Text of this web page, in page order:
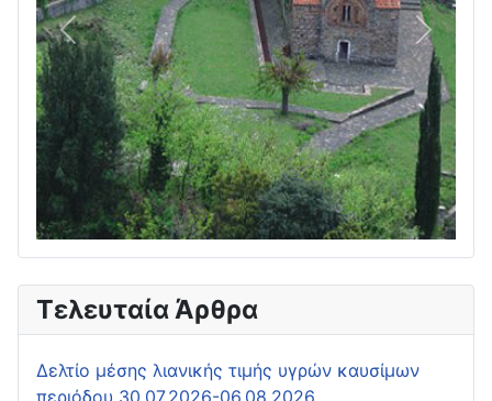
Πίσω
Τελευταία Άρθρα
Δελτίο μέσης λιανικής τιμής υγρών καυσίμων
περιόδου 30.07.2026-06.08.2026